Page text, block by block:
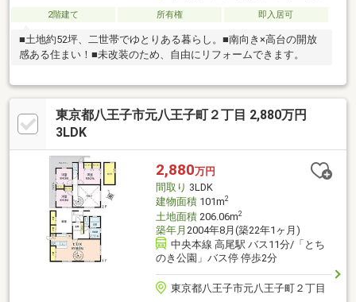
2階建て 所有権 即入居可
■土地約52坪、二世帯でゆとりある暮らし。■南向き×高台の開放
感ある住まい！■未改装のため、自由にリフォームできます。
東京都八王子市元八王子町２丁目 2,880万円
3LDK
2,880万円
間取り 3LDK
建物面積101m2
土地面積206.06m2
築年月 2004年8月(築22年1ヶ月)
中央本線 高尾駅 バス11分/「とち
のき公園」バス停 停歩2分
東京都八王子市元八王子町２丁目